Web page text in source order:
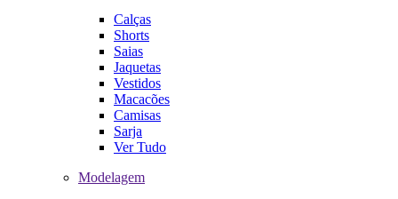
Calças
Shorts
Saias
Jaquetas
Vestidos
Macacões
Camisas
Sarja
Ver Tudo
Modelagem